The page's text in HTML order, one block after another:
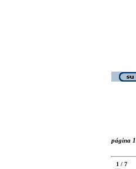
página
1 / 7